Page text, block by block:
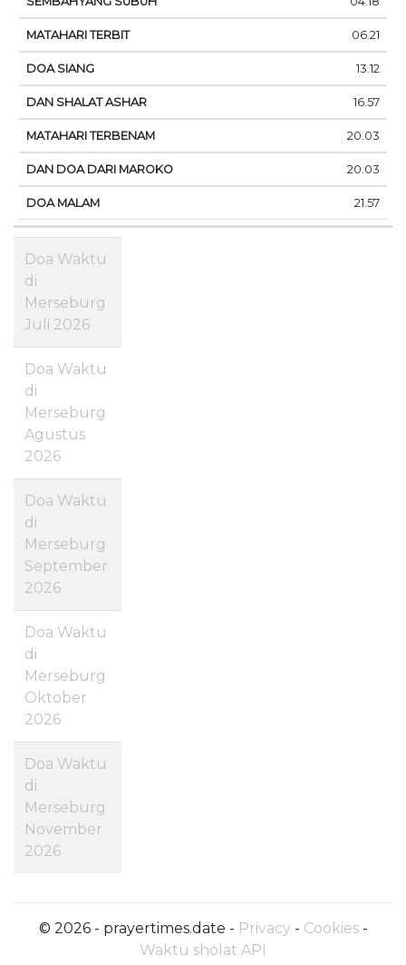
06.21
13.12
16.57
20.03
20.03
21.57
Doa Waktu
di
Merseburg
Juli 2026
Doa Waktu
di
Merseburg
Agustus
2026
Doa Waktu
di
Merseburg
September
2026
Doa Waktu
di
Merseburg
Oktober
2026
Doa Waktu
di
Merseburg
November
2026
© 2026 - prayertimes.date - Privacy- Cookies-
Waktu sholat API